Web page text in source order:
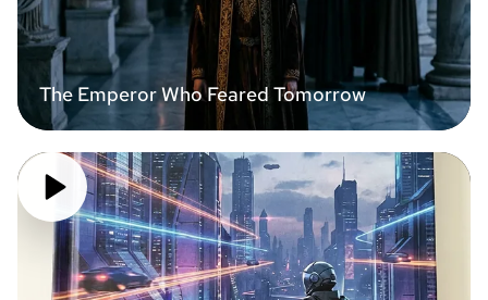
The Emperor Who Feared Tomorrow